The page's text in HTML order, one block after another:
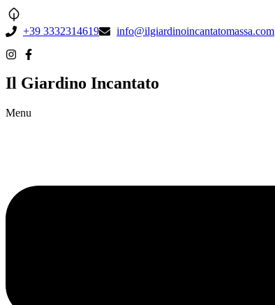
+39 3332314619 info@ilgiardinoincantatomassa.com
Il Giardino Incantato
Menu